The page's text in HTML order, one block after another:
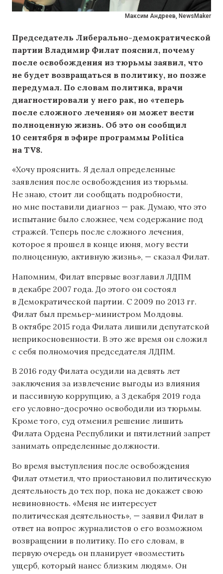
Максим Андреев, NewsMaker
Председатель Либерально-демократической
партии Владимир Филат пояснил, почему
после освобождения из тюрьмы заявил, что
не будет возвращаться в политику, но позже
передумал. По словам политика, врачи
диагностировали у него рак, но «теперь
после сложного лечения» он может вести
полноценную жизнь. Об это он сообщил
10 сентября в эфире программы Politica
на TV8.
«Хочу прояснить. Я делал определенные
заявления после освобождения из тюрьмы.
Не знаю, стоит ли сообщать подробности,
но мне поставили диагноз — рак. Думаю, что это
испытание было сложнее, чем содержание под
стражей. Теперь после сложного лечения,
которое я прошел в конце июня, могу вести
полноценную, активную жизнь», — сказал Филат.
Напомним, Филат впервые возглавил ЛДПМ
в декабре 2007 года. До этого он состоял
в Демократической партии. С 2009 по 2013 гг.
Филат был премьер-министром Молдовы.
В октябре 2015 года Филата лишили депутатской
неприкосновенности. В это же время он сложил
с себя полномочия председателя ЛДПМ.
В 2016 году Филата осудили на девять лет
заключения за извлечение выгоды из влияния
и пассивную коррупцию, а 3 декабря 2019 года
его условно-досрочно освободили из тюрьмы.
Кроме того, суд отменил решение лишить
Филата Ордена Республики и пятилетний запрет
занимать определенные должности.
Во время выступления после освобождения
Филат отметил, что приостановил политическую
деятельность до тех пор, пока не докажет свою
невиновность. «Меня не интересует
политическая деятельность», — заявил Филат в
ответ на вопрос журналистов о его возможном
возвращении в политику. По его словам, в
первую очередь он планирует «возместить
ущерб, который нанес близким людям». Он